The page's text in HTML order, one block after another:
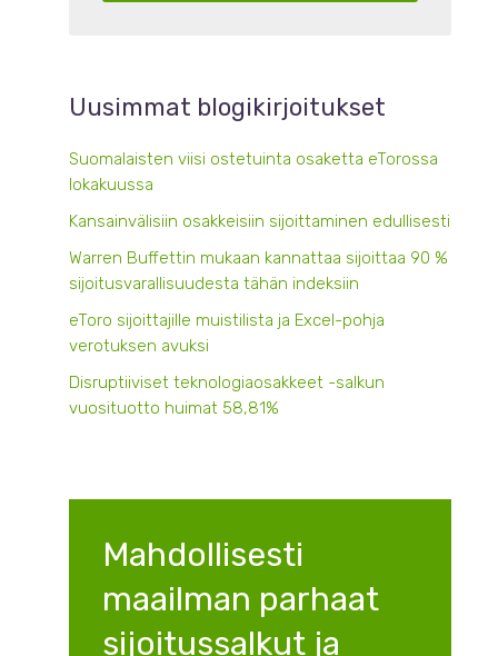
Uusimmat blogikirjoitukset
Suomalaisten viisi ostetuinta osaketta eTorossa
lokakuussa
Kansainvälisiin osakkeisiin sijoittaminen edullisesti
Warren Buffettin mukaan kannattaa sijoittaa 90 %
sijoitusvarallisuudesta tähän indeksiin
eToro sijoittajille muistilista ja Excel-pohja
verotuksen avuksi
Disruptiiviset teknologiaosakkeet -salkun
vuosituotto huimat 58,81%
Mahdollisesti
maailman parhaat
sijoitussalkut ja